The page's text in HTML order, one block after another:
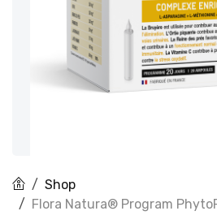
Shop
Flora Natura® Program